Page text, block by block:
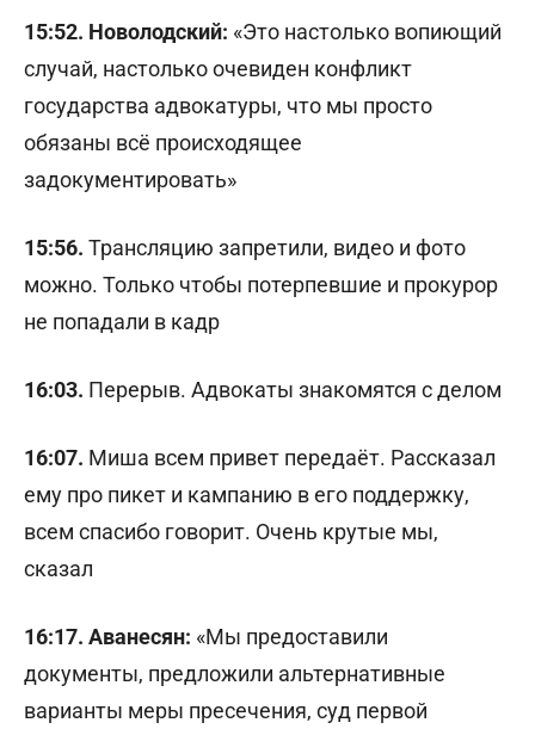
15:52. Новолодский: «Это настолько вопиющий
случай, настолько очевиден конфликт
государства адвокатуры, что мы просто
обязаны всё происходящее
задокументировать»
15:56. Трансляцию запретили, видео и фото
можно. Только чтобы потерпевшие и прокурор
не попадали в кадр
16:03. Перерыв. Адвокаты знакомятся с делом
16:07. Миша всем привет передаёт. Рассказал
ему про пикет и кампанию в его поддержку,
всем спасибо говорит. Очень крутые мы,
сказал
16:17. Аванесян: «Мы предоставили
документы, предложили альтернативные
варианты меры пресечения, суд первой